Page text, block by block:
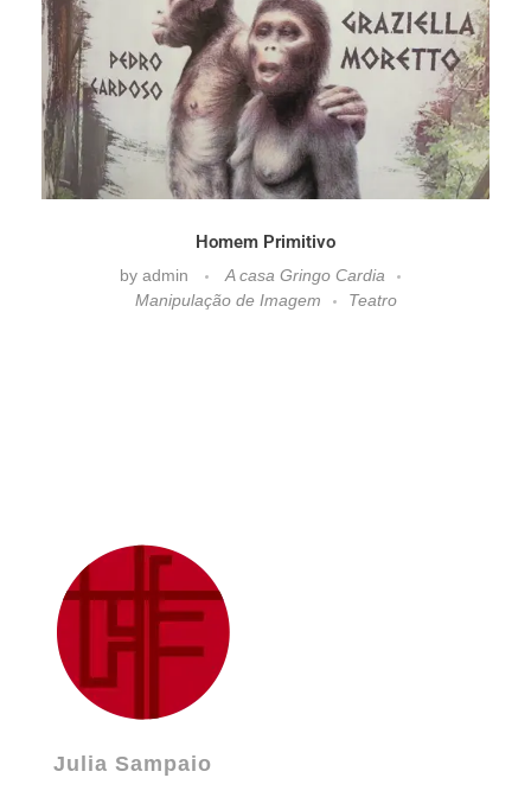
Homem Primitivo
by admin
A casa Gringo Cardia
Manipulação de Imagem
Teatro
Julia Sampaio